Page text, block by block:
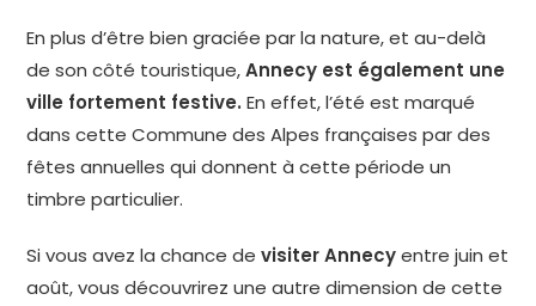
En plus d’être bien graciée par la nature, et au-delà
de son côté touristique,Annecy est également une
ville fortement festive. En effet, l’été est marqué
dans cette Commune des Alpes françaises par des
fêtes annuelles qui donnent à cette période un
timbre particulier.
Si vous avez la chance devisiter Annecyentre juin et
août, vous découvrirez une autre dimension de cette